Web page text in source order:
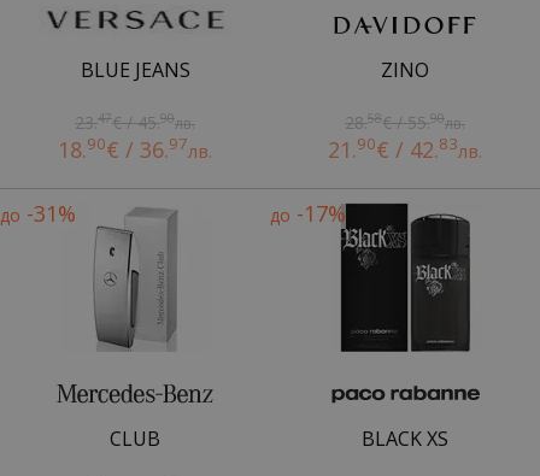
BLUE JEANS
23.47€ / 45.90лв.
18.90€ / 36.97лв.
ZINO
28.58€ / 55.90лв.
21.90€ / 42.83лв.
до -31%
CLUB
до -17%
BLACK XS